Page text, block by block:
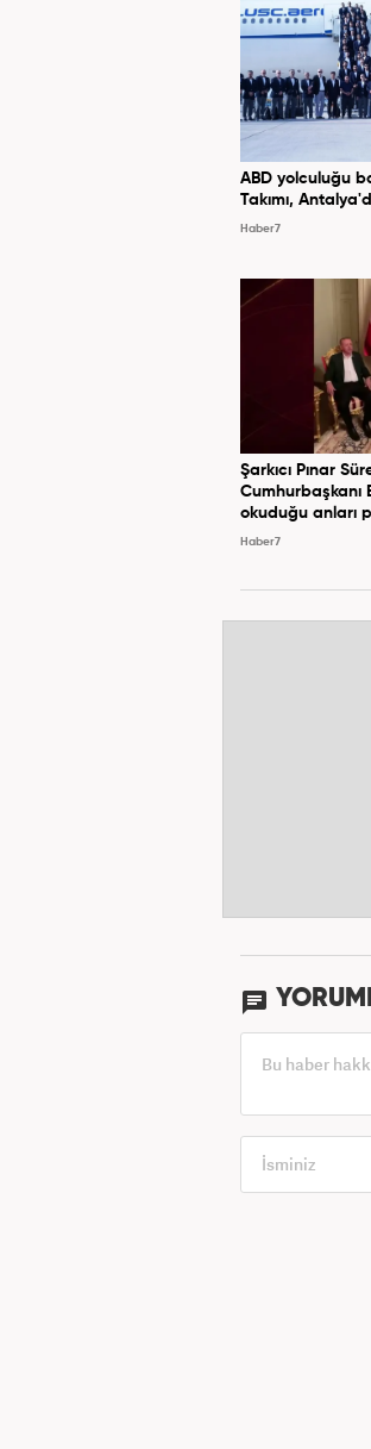
ABD yolculuğu
Takımı,
Haber7
Şarkıcı Pınar
Cumhurbaşkanı
okuduğu anları
Haber7